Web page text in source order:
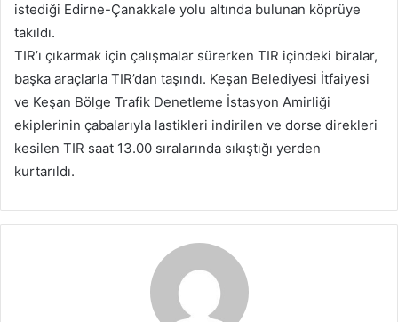
istediği Edirne-Çanakkale yolu altında bulunan köprüye
takıldı.
TIR’ı çıkarmak için çalışmalar sürerken TIR içindeki biralar,
başka araçlarla TIR’dan taşındı. Keşan Belediyesi İtfaiyesi
ve Keşan Bölge Trafik Denetleme İstasyon Amirliği
ekiplerinin çabalarıyla lastikleri indirilen ve dorse direkleri
kesilen TIR saat 13.00 sıralarında sıkıştığı yerden
kurtarıldı.